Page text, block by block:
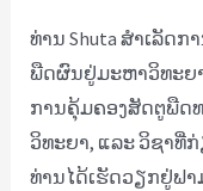
ທ່ານ Shuta ສຳເລັດ
ພືດຜົນຢູ່ມະຫາວິທະຍ
ການຄຸ້ມຄອງສັດຕູພືດ
ວິທະຍາ, ແລະ ວິຊາທີ່
ທ່ານໄດ້ເຮັດວຽກຢູ່ຟ